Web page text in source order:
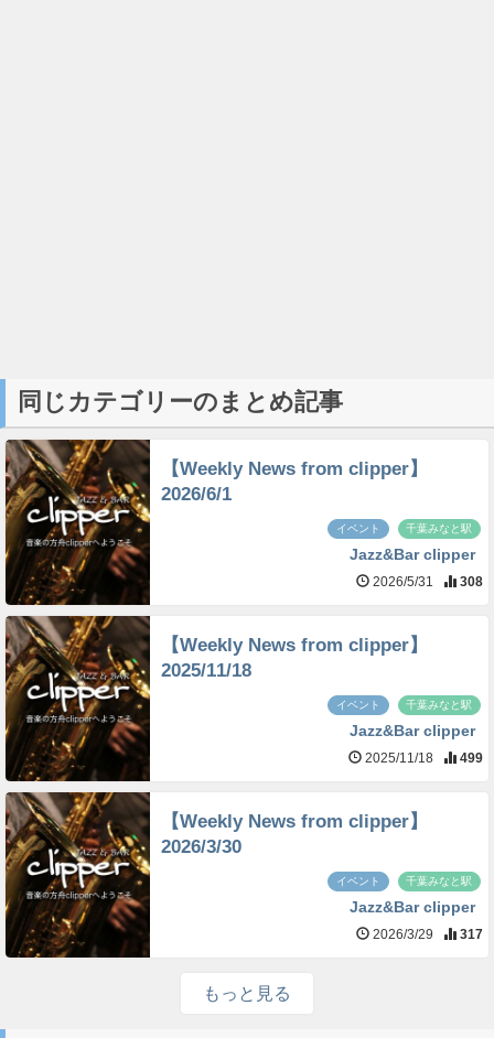
同じカテゴリーのまとめ記事
【Weekly News from clipper】
2026/6/1
イベント 千葉みなと駅
Jazz&Bar clipper
2026/5/31 308
【Weekly News from clipper】
2025/11/18
イベント 千葉みなと駅
Jazz&Bar clipper
2025/11/18 499
【Weekly News from clipper】
2026/3/30
イベント 千葉みなと駅
Jazz&Bar clipper
2026/3/29 317
もっと見る